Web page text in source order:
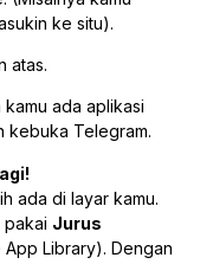
ke situ).
atas.
ada aplikasi
kebuka Telegram.
ada di layar kamu.
pakai Jurus
Library). Dengan